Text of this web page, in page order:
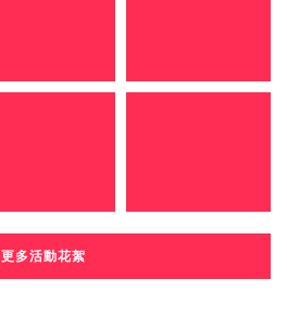
更多活動花絮